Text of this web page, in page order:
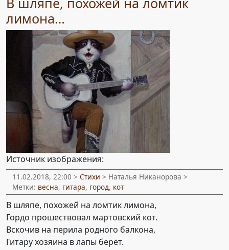
лимона…
Источник изображения:
11.02.2018, 22:00 > Стихи > Наталья Никанорова >
Метки: весна, гитара, город, кот
В шляпе, похожей на ломтик лимона,
Гордо прошествовал мартовский кот.
Вскочив на перила родного балкона,
Гитару хозяина в лапы берёт.